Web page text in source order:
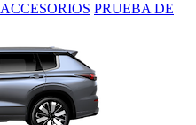
ACCESORIOS PRUEBA DE